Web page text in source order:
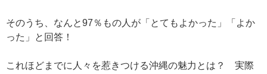
そのうち、なんと97％もの人が「とてもよかった」「よか
った」と回答！
これほどまでに人々を惹きつける沖縄の魅力とは？ 実際